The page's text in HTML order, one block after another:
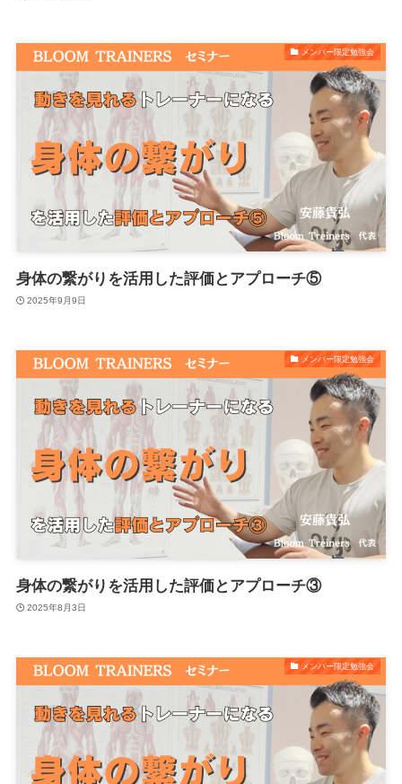
メンバー限定勉強会
身体の繋がりを活用した評価とアプローチ⑤
2025年9月9日
メンバー限定勉強会
身体の繋がりを活用した評価とアプローチ③
2025年8月3日
メンバー限定勉強会